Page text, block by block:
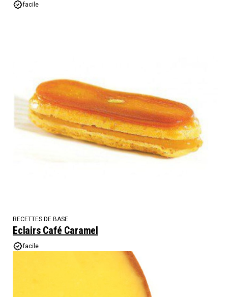
facile
RECETTES DE BASE
Eclairs Café Caramel
facile